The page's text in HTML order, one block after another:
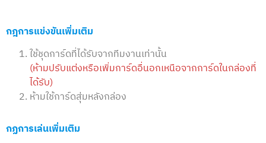
กฎการแข่งขันเพิ่มเติม
ใช้ชุดการ์ดที่ได้รับจากทีมงานเท่านั้น
(ห้ามปรับแต่งหรือเพิ่มการ์ดอื่นอกเหนือจากการ์ดในกล่องที่
ได้รับ)
ห้ามใช้การ์ดสุ่มหลังกล่อง
กฏการเล่นเพิ่มเติม